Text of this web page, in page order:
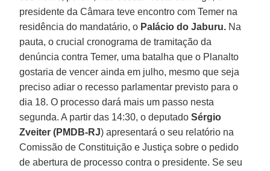
presidente da Câmara teve encontro com Temer na
residência do mandatário, o Palácio do Jaburu. Na
pauta, o crucial cronograma de tramitação da
denúncia contra Temer, uma batalha que o Planalto
gostaria de vencer ainda em julho, mesmo que seja
preciso adiar o recesso parlamentar previsto para o
dia 18. O processo dará mais um passo nesta
segunda. A partir das 14:30, o deputadoSérgio
Zveiter (PMDB-RJ) apresentará o seu relatório na
Comissão de Constituição e Justiça sobre o pedido
de abertura de processo contra o presidente. Se seu